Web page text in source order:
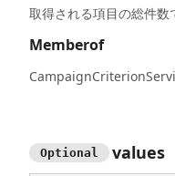
取得される項目の総件数
Memberof
Optional values